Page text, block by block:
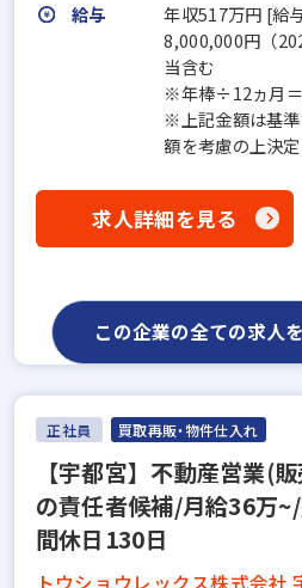
給与
年収517万円 [給
8,000,000円（
当含む
※年棒÷12ヵ月
※上記金額は基
額を考慮の上決定
求人詳細を見る
この企業の全ての求人
正社員 買取再販・物件仕入れ
【宇都宮】不動産営業(
の責任者候補/月給36万
間休日130日
トウショウレックス株式会社